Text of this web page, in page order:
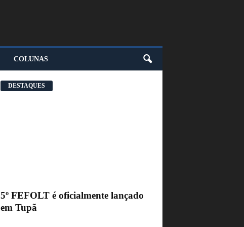
COLUNAS
DESTAQUES
5º FEFOLT é oficialmente lançado
em Tupã